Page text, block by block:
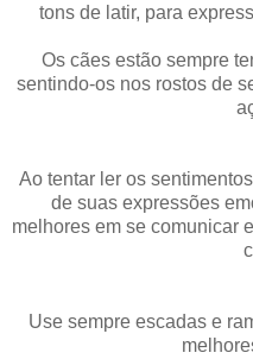
tons de latir, para
Os cães estão sempre
sentindo-os nos rostos de
Ao tentar ler os
de suas expressões
melhores em se comunicar
Use sempre escadas e